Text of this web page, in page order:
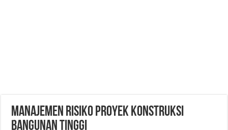
Manajemen Risiko Proyek Konstruksi
Bangunan Tinggi